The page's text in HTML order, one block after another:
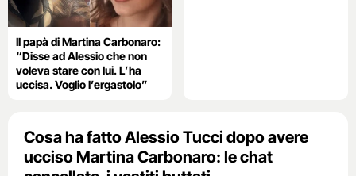
Il papà di Martina Carbonaro:
“Disse ad Alessio che non
voleva stare con lui. L’ha
uccisa. Voglio l’ergastolo”
Cosa ha fatto Alessio Tucci dopo avere
ucciso Martina Carbonaro: le chat